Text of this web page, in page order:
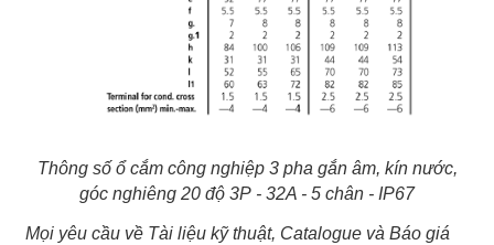
Thông số ổ cắm công nghiệp 3 pha gắn âm, kín nước,
góc nghiêng 20 độ 3P - 32A - 5 chân - IP67
Mọi yêu cầu về Tài liệu kỹ thuật, Catalogue và Báo giá